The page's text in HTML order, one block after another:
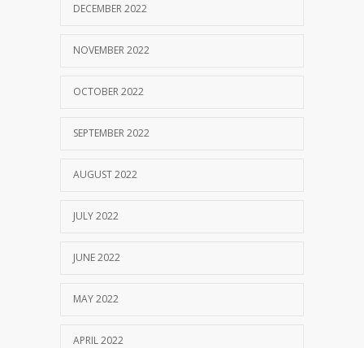
DECEMBER 2022
NOVEMBER 2022
OCTOBER 2022
SEPTEMBER 2022
AUGUST 2022
JULY 2022
JUNE 2022
MAY 2022
APRIL 2022